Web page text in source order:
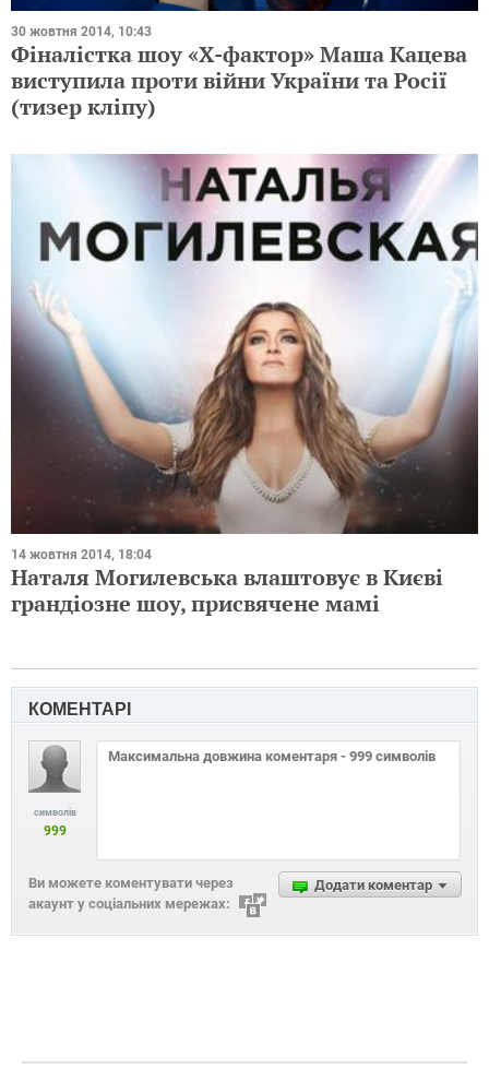
30 жовтня 2014, 10:43
Фіналістка шоу «Х-фактор» Маша Кацева
виступила проти війни України та Росії
(тизер кліпу)
14 жовтня 2014, 18:04
Наталя Могилевська влаштовує в Києві
грандіозне шоу, присвячене мамі
КОМЕНТАРІ
символів
999
Додати коментар
Ви можете коментувати через
акаунт у соціальних мережах: